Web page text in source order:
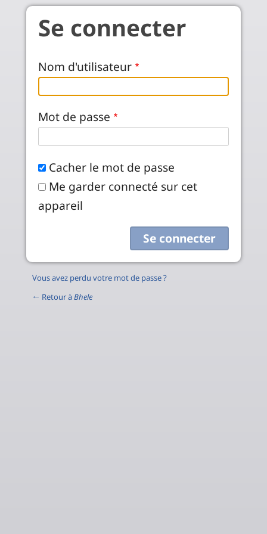
Aller au contenu principal
Se connecter
Nom d'utilisateur
Mot de passe
Cacher le mot de passe
Me garder connecté sur cet
appareil
Vous avez perdu votre mot de passe ?
← Retour àBhele